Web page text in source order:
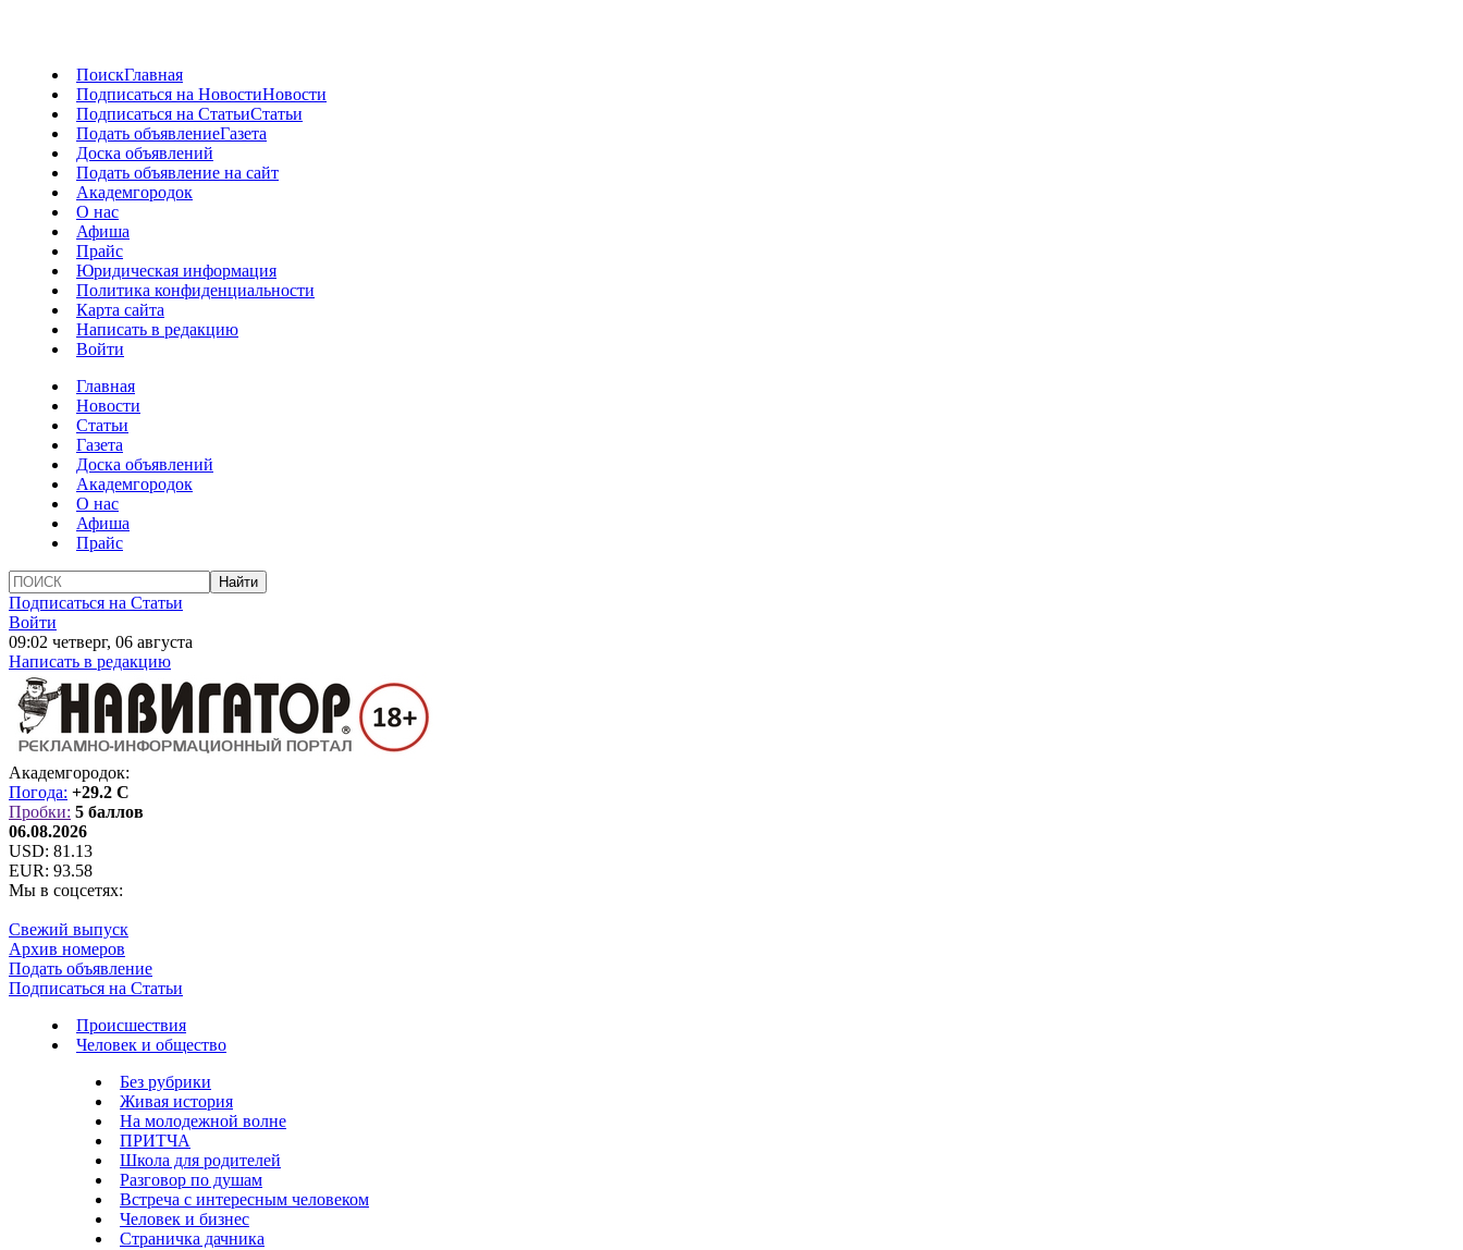
ПоискГлавная
Подписаться на НовостиНовости
Подписаться на СтатьиСтатьи
Подать объявлениеГазета
Доска объявлений
Подать объявление на сайт
Академгородок
О нас
Афиша
Прайс
Юридическая информация
Политика конфиденциальности
Карта сайта
Написать в редакцию
Войти
Главная
Новости
Статьи
Газета
Доска объявлений
Академгородок
О нас
Афиша
Прайс
Подписаться на Статьи
Войти
09:02 четверг, 06 августа
Написать в редакцию
Академгородок:
Погода: +29.2 C
Пробки: 5 баллов
06.08.2026
USD: 81.13
EUR: 93.58
Мы в соцсетях:
Свежий выпуск
Архив номеров
Подать объявление
Подписаться на Статьи
Происшествия
Человек и общество
Без рубрики
Живая история
На молодежной волне
ПРИТЧА
Школа для родителей
Разговор по душам
Встреча с интересным человеком
Человек и бизнес
Страничка дачника